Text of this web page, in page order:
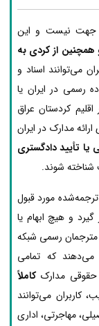
جهت نیست و این
از کردی به
می‌توانند اسناد و
رسمی در ایران یا
کردستان عراق
مدارک در ایران
تأیید دادگستری
شناخته شوند.
مورد قبول
و هیچ ابهام یا
مترجمان رسمی شبکه
می‌دهند که تمامی
حقوقی مدارککاملاً
کاربران می‌توانند
مهاجرتی، اداری